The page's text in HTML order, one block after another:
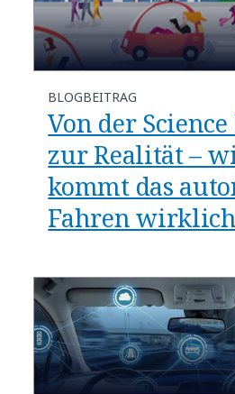
BLOGBEITRAG
Von der
zur Realität –
kommt das
Fahren